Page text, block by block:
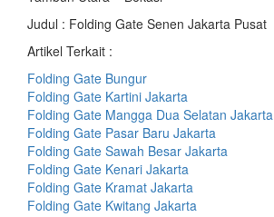
Judul : Folding Gate Senen Jakarta Pusat
Artikel Terkait :
Folding Gate Bungur
Folding Gate Kartini Jakarta
Folding Gate Mangga Dua Selatan Jakarta
Folding Gate Pasar Baru Jakarta
Folding Gate Sawah Besar Jakarta
Folding Gate Kenari Jakarta
Folding Gate Kramat Jakarta
Folding Gate Kwitang Jakarta